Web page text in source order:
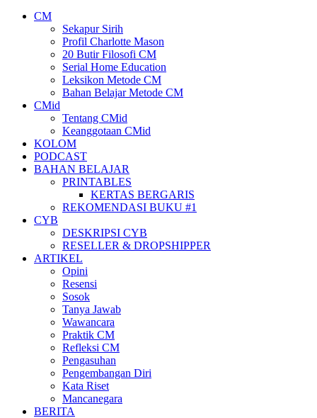
CM
Sekapur Sirih
Profil Charlotte Mason
20 Butir Filosofi CM
Serial Home Education
Leksikon Metode CM
Bahan Belajar Metode CM
CMid
Tentang CMid
Keanggotaan CMid
KOLOM
PODCAST
BAHAN BELAJAR
PRINTABLES
KERTAS BERGARIS
REKOMENDASI BUKU #1
CYB
DESKRIPSI CYB
RESELLER & DROPSHIPPER
ARTIKEL
Opini
Resensi
Sosok
Tanya Jawab
Wawancara
Praktik CM
Refleksi CM
Pengasuhan
Pengembangan Diri
Kata Riset
Mancanegara
BERITA